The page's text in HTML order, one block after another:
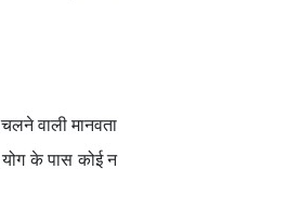
वाली मानवता
योग के पास कोई न